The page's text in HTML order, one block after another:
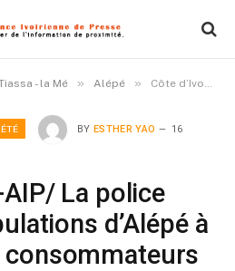
- la Mé » Alépé » Côte d’Ivoire-AIP/ La police invite les populations d’Alépé à dénoncer les consommateurs de la drogue
BY ESTHER YAO 16
AIP/ La police
d’Alépé à
consommateurs